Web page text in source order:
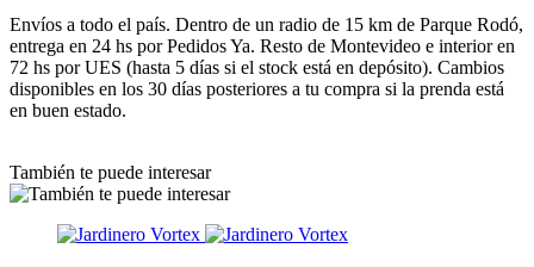
Envíos a todo el país. Dentro de un radio de 15 km de Parque Rodó,
entrega en 24 hs por Pedidos Ya. Resto de Montevideo e interior en
72 hs por UES (hasta 5 días si el stock está en depósito). Cambios
disponibles en los 30 días posteriores a tu compra si la prenda está
en buen estado.
También te puede interesar